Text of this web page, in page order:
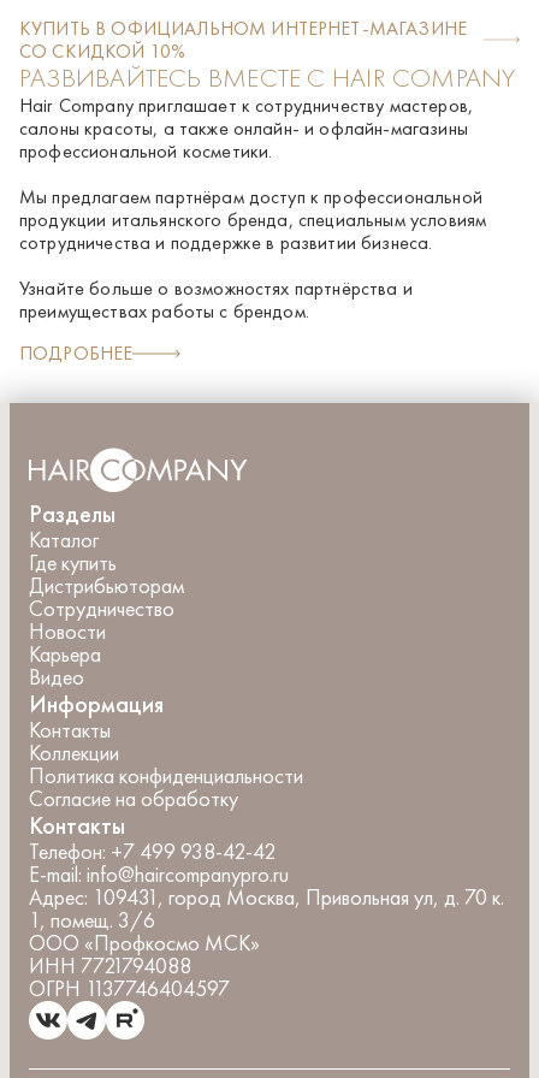
oleate/cocoate, Cocamidopropyl betaine, PEG-15
cocopolyamine, Cocamidopropylamine oxide, Phenoxyethanol,
Parfum [Fragrance], Sodium chloride, Polyquaternium-7,
Tetrasodium EDTA, Glycerin, Opuntia ficus-indica stem extract,
Ficus carica (Fig) fruit extract, Saccharomyces ferment lysate
filtrate, Hydrolyzed hyaluronic acid,
Methylchloroisothiazolinone, Methylisothiazolinone.
КУПИТЬ В ОФИЦИАЛЬНОМ ИНТЕРНЕТ-МАГАЗИНЕ
СО СКИДКОЙ 10%
РАЗВИВАЙТЕСЬ ВМЕСТЕ С HAIR COMPANY
Hair Company приглашает к сотрудничеству мастеров,
салоны красоты, а также онлайн- и офлайн-магазины
профессиональной косметики.
Мы предлагаем партнёрам доступ к профессиональной
продукции итальянского бренда, специальным условиям
сотрудничества и поддержке в развитии бизнеса.
Узнайте больше о возможностях партнёрства и
преимуществах работы с брендом.
ПОДРОБНЕЕ
Разделы
Каталог
Где купить
Дистрибьюторам
Сотрудничество
Новости
Карьера
Видео
Информация
Контакты
Коллекции
Политика конфиденциальности
Согласие на обработку
Контакты
Телефон: +7 499 938-42-42
E-mail: info@haircompanypro.ru
Адрес: 109431, город Москва, Привольная ул, д. 70 к.
1, помещ. 3/6
ООО «Профкосмо МСК»
ИНН 7721794088
ОГРН 1137746404597